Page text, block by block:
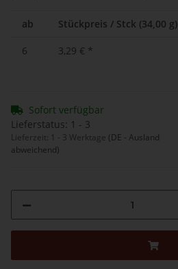
ab Stückpreis / Stck (34,00 g)
6 3,29 € *
Sofort verfügbar
Lieferstatus: 1 - 3
Lieferzeit: 1 - 3 Werktage (DE - Ausland
abweichend)